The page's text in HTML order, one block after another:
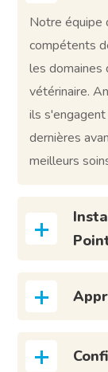
Notre équipe
compétents
les domaines
vétérinaire.
ils
dernières
meilleurs